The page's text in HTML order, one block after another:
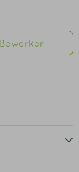
Bewerken